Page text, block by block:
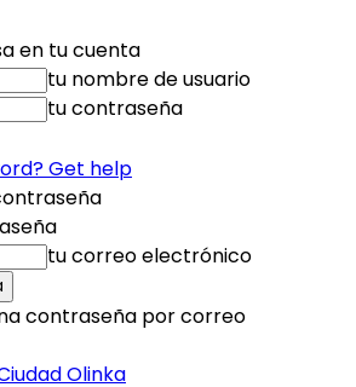
en tu cuenta
tu nombre de usuario
tu contraseña
Get help
tu correo electrónico
contraseña por correo